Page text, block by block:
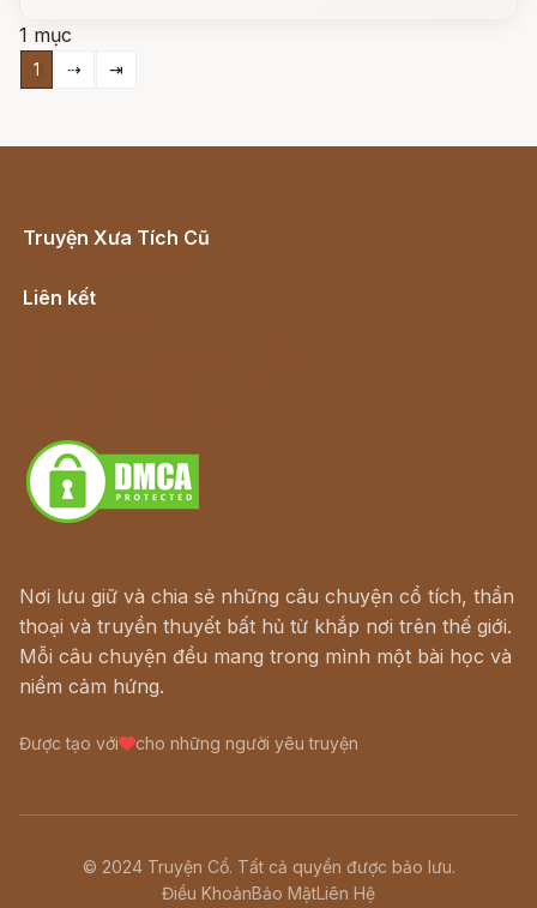
1 mục
1 ⇢ ⇥
Truyện Xưa Tích Cũ
Liên kết
Nơi lưu giữ và chia sẻ những câu chuyện cổ tích, thần
thoại và truyền thuyết bất hủ từ khắp nơi trên thế giới.
Mỗi câu chuyện đều mang trong mình một bài học và
niềm cảm hứng.
Được tạo với cho những người yêu truyện
© 2024 Truyện Cổ. Tất cả quyền được bảo lưu.
Điều KhoảnBảo MậtLiên Hệ